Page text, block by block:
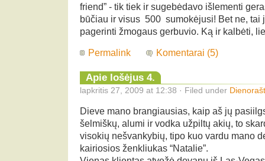
friend” - tik tiek ir sugebėdavo išlementi
būčiau ir visus 500 sumokėjusi! Bet ne, tai
pagerinti žmogaus gerbuvio. Ką ir kalbėti,
Permalink Komentarai (5)
Apie lošėjus 4.
lapkritis 27, 2009 at 12:38 · Filed under
Dieve mano brangiausias, kaip aš jų
šelmiškų, alumi ir vodka užpiltų akių, to
visokių nešvankybių, tipo kuo vardu mano
kairiosios ženkliukas “Natalie”.